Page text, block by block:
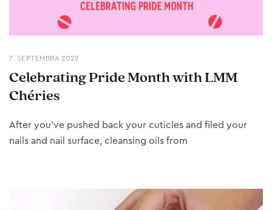
7. SEPTEMBRA 2022
Celebrating Pride Month with LMM
Chéries
After you’ve pushed back your cuticles and filed your
nails and nail surface, cleansing oils from